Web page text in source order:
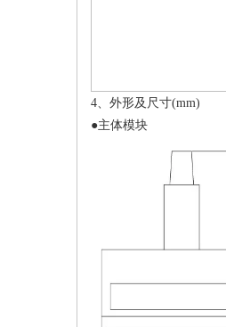
4、外形及尺寸(mm)
●主体模块